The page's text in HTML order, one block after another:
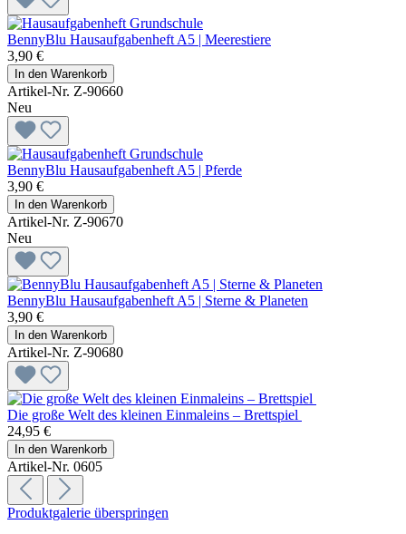
BennyBlu Hausaufgabenheft A5 | Meerestiere
3,90 €
In den Warenkorb
Artikel-Nr. Z-90660
Neu
BennyBlu Hausaufgabenheft A5 | Pferde
3,90 €
In den Warenkorb
Artikel-Nr. Z-90670
Neu
BennyBlu Hausaufgabenheft A5 | Sterne & Planeten
3,90 €
In den Warenkorb
Artikel-Nr. Z-90680
Die große Welt des kleinen Einmaleins – Brettspiel
24,95 €
In den Warenkorb
Artikel-Nr. 0605
Produktgalerie überspringen